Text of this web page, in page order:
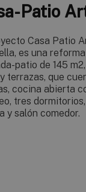
Patio
Casa Patio
es una
patio de 145
terrazas, que
cocina abierta
tres
y salón comedor.